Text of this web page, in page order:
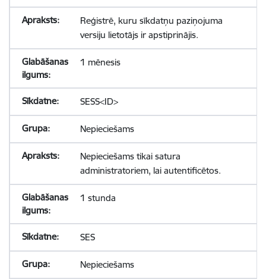
Reģistrē, kuru sīkdatņu paziņojuma
versiju lietotājs ir apstiprinājis.
1 mēnesis
SESS<ID>
Nepieciešams
Nepieciešams tikai satura
administratoriem, lai autentificētos.
1 stunda
SES
Nepieciešams